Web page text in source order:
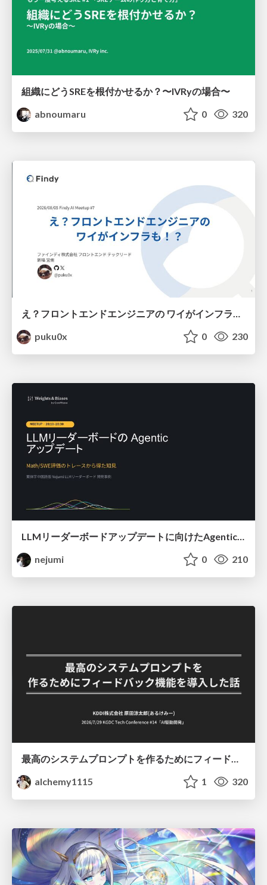
組織にどうSREを根付かせるか？〜IVRyの場合〜
abnoumaru
0 320
え？フロントエンドエンジニアの ワイがインフラも！？
puku0x
0 230
nejumi
0 210
最高のシステムプロンプトを作るためにフィードバック機能を導入した話
alchemy1115
1 320